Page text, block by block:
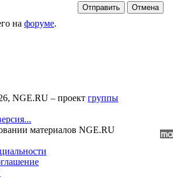
на форуме.
NGE.RU – проект группы
материалов NGE.RU